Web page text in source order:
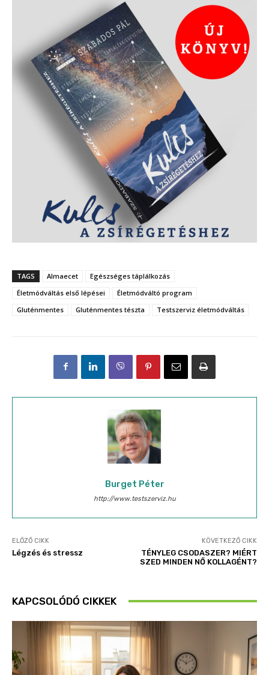
TAGS Almaecet
Egészséges táplálkozás
Életmódváltás első lépései
Életmódváltó program
Gluténmentes
Gluténmentes tészta Testszerviz életmódváltás
Burget Péter
http://www.testszerviz.hu
ELŐZŐ CIKK
Légzés és stressz
KÖVETKEZŐ CIKK
TÉNYLEG CSODASZER? MIÉRT
SZED MINDEN NŐ KOLLAGÉNT?
KAPCSOLÓDÓ CIKKEK